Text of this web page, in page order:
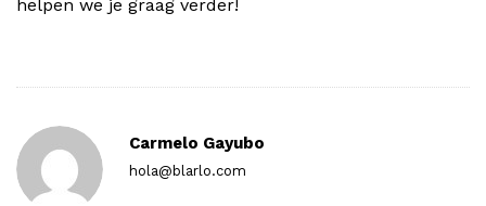
helpen we je graag verder!
Carmelo Gayubo
hola@blarlo.com